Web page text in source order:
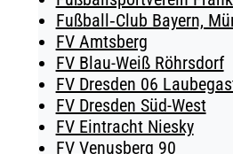
Fußball‑Club Bayern,
FV Amtsberg
FV Blau-Weiß Röhrsdorf
FV Dresden 06
FV Dresden Süd-West
FV Eintracht Niesky
FV Venusberg 90